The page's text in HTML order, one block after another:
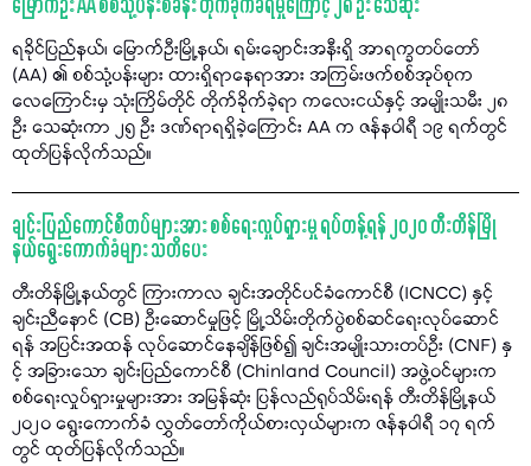
မြောက်ဦး AA စစ်သုံ့ပန်းစခန်း တိုက်ခိုက်ခံရမှုကြောင့် ၂၈ ဦး သေဆုံး
ရခိုင်ပြည်နယ်၊ မြောက်ဦးမြို့နယ်၊ ရမ်းချောင်းအနီးရှိ အာရက္ခတပ်တော်
(AA) ၏ စစ်သုံ့ပန်းများ ထားရှိရာနေရာအား အကြမ်းဖက်စစ်အုပ်စုက
လေကြောင်းမှ သုံးကြိမ်တိုင် တိုက်ခိုက်ခဲ့ရာ ကလေးငယ်နှင့် အမျိုးသမီး ၂၈
ဦး သေဆုံးကာ ၂၅ ဦး ဒဏ်ရာရရှိခဲ့ကြောင်း AA က ဇန်နဝါရီ ၁၉ ရက်တွင်
ထုတ်ပြန်လိုက်သည်။
ချင်းပြည်ကောင်စီတပ်များအား စစ်ရေးလှုပ်ရှားမှု ရပ်တန့်ရန် ၂၀၂၀ တီးတိန်မြို
နယ်ရွေးကောက်ခံများ သတိပေး
တီးတိန်မြို့နယ်တွင် ကြားကာလ ချင်းအတိုင်ပင်ခံကောင်စီ (ICNCC) နှင့်
ချင်းညီနောင် (CB) ဦးဆောင်မှုဖြင့် မြို့သိမ်းတိုက်ပွဲစစ်ဆင်ရေးလုပ်ဆောင်
ရန် အပြင်းအထန် လုပ်ဆောင်နေချိန်ဖြစ်၍ ချင်းအမျိုးသားတပ်ဦး (CNF) နှ
င့် အခြားသော ချင်းပြည်ကောင်စီ (Chinland Council) အဖွဲ့ဝင်များက
စစ်ရေးလှုပ်ရှားမှုများအား အမြန်ဆုံး ပြန်လည်ရုပ်သိမ်းရန် တီးတိန်မြို့နယ်
၂၀၂၀ ရွေးကောက်ခံ လွှတ်တော်ကိုယ်စားလှယ်များက ဇန်နဝါရီ ၁၇ ရက်
တွင် ထုတ်ပြန်လိုက်သည်။